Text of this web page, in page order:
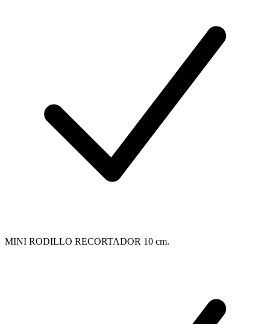
MINI RODILLO RECORTADOR 10 cm.